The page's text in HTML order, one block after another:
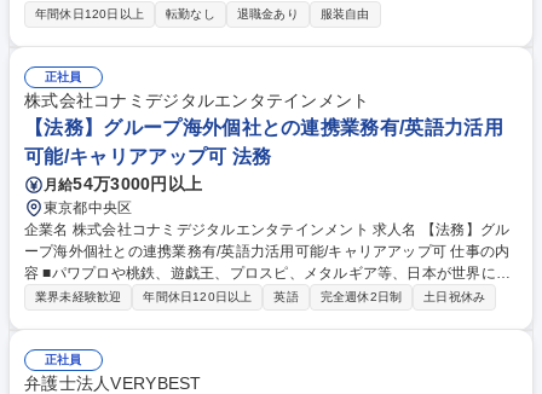
法律相談対応（各種商品に関する相談、銀行法等の業法上の論点、労働法
程の新設・改廃の際の審査 ■取締役会の運営サポート、訴訟管理、法令改
正対応、知的財産管理、法務研修、事業再編等の社内プロジェクトへの関
与等 募集職種 【法務G(専門職_月給制)】WEB面接可/年間休日125日/福利
厚生◎
年間休日120日以上 転勤なし 退職金あり 服装自由
正社員
株式会社コナミデジタルエンタテインメント
【法務】グループ海外個社との連携業務有/英語力活用
可能/キャリアアップ可 法務
月給54万3000円以上
東京都中央区
企業名 株式会社コナミデジタルエンタテインメント 求人名 【法務】グル
ープ海外個社との連携業務有/英語力活用可能/キャリアアップ可 仕事の内
容 ■パワプロや桃鉄、遊戯王、プロスピ、メタルギア等、日本が世界に誇
るゲームコンテンツを展開する当社にて、英語力を活かした企業内弁護士
相談含む） ■法務部内各担当からあがる依頼案件の承認 ■部下のマネジメ
ント ■部の運営方針の策定補助 【可能なキャリア形成】■経営サイドへの
業界未経験歓迎 年間休日120日以上 英語 完全週休2日制 土日祝休み
正社員
弁護士法人VERYBEST